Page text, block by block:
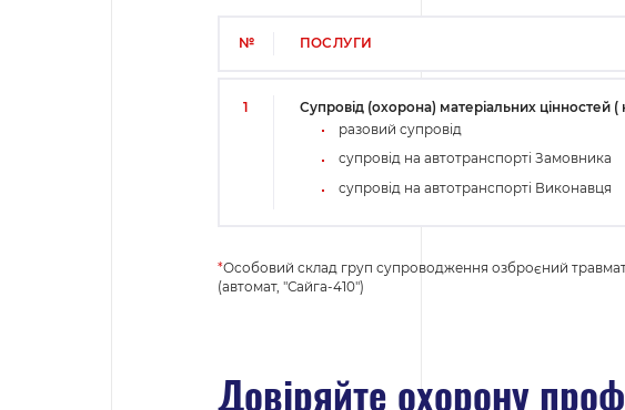
№ ПОСЛУГИ
1
Супровід (охорона) матеріальних цінностей
разовий супровід
супровід на автотранспорті Замовника
супровід на автотранспорті Виконавця
*Особовий склад груп супроводження озброєний
(автомат, "Сайга-410")
Довіряйте охорону